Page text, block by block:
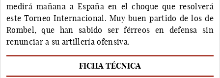
medirá mañana a España en el choque que resolverá
este Torneo Internacional. Muy buen partido de los de
Rombel, que han sabido ser férreos en defensa sin
renunciar a su artillería ofensiva.
FICHA TÉCNICA